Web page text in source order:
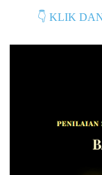
👇 KLIK